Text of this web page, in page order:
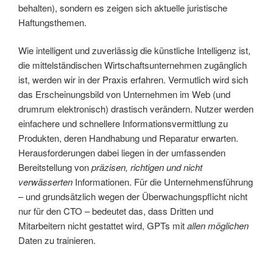
behalten), sondern es zeigen sich aktuelle juristische
Haftungsthemen.
Wie intelligent und zuverlässig die künstliche Intelligenz ist,
die mittelständischen Wirtschaftsunternehmen zugänglich
ist, werden wir in der Praxis erfahren. Vermutlich wird sich
das Erscheinungsbild von Unternehmen im Web (und
drumrum elektronisch) drastisch verändern. Nutzer werden
einfachere und schnellere Informationsvermittlung zu
Produkten, deren Handhabung und Reparatur erwarten.
Herausforderungen dabei liegen in der umfassenden
Bereitstellung vonpräzisen, richtigen und nicht
verwässerten Informationen. Für die Unternehmensführung
– und grundsätzlich wegen der Überwachungspflicht nicht
nur für den CTO – bedeutet das, dass Dritten und
Mitarbeitern nicht gestattet wird, GPTs mitallen möglichen
Daten zu trainieren.